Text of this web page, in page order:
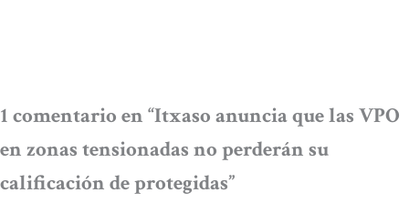
1 comentario en “Itxaso anuncia que las VPO
en zonas tensionadas no perderán su
calificación de protegidas”